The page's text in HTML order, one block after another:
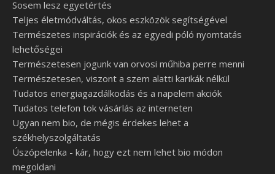
Sosem lesz egyetértés
Teljes életmódváltás, okos eszközök segítségével
Természetes inspirációk és az egyedi póló nyomtatás
lehetőségei
Természetesen jogunk van orvosi műhiba perre menni
Természetesen, viszont a szem alatti karikák nélkül
Tudatos energiagazdálkodás és a napelem akciók
Tudatos telefon tok vásárlás az interneten
Ugyan nem bio, de mégis érdekes lehet a
székhelyszolgáltatás
Úszópelenka - kár, hogy ezt nem lehet bio módon
megoldani